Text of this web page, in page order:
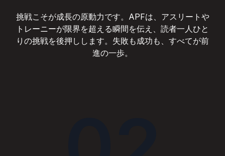
挑戦こそが成長の原動力です。APFは、アスリートや
トレーニーが限界を超える瞬間を伝え、読者一人ひと
りの挑戦を後押しします。失敗も成功も、すべてが前
進の一歩。